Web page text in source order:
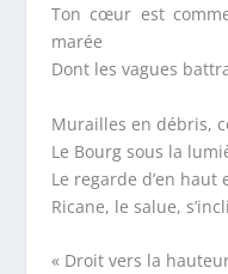
Ton cœur est
marée
Dont les vagues
Murailles en débris,
Le Bourg sous la
Le regarde d’en
Ricane, le salue,
« Droit vers la